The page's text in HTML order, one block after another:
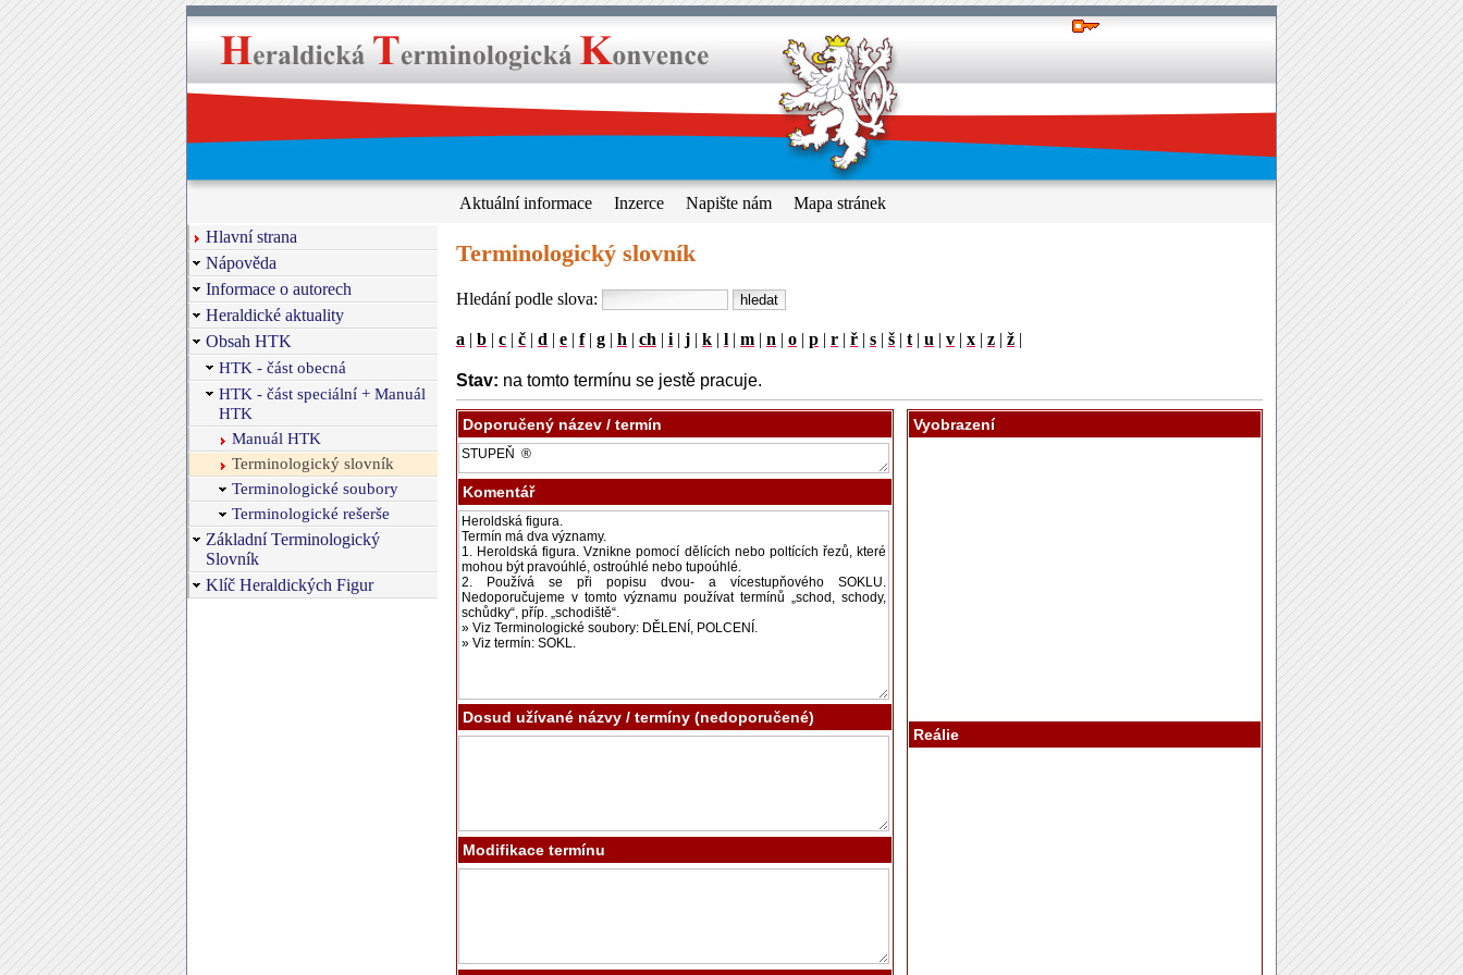
Aktuální informace Inzerce Napište nám
Mapa stránek
Hlavní strana
Nápověda
Informace o autorech
Heraldické aktuality
Obsah HTK
HTK - část obecná
HTK - část speciální + Manuál
HTK
Manuál HTK
Terminologický slovník
Terminologické soubory
Terminologické rešerše
Základní Terminologický
Slovník
Klíč Heraldických Figur
Terminologický slovník
Hledání podle slova:
a | b | c | č | d | e | f| g | h | ch | i | j | k | l | m | n | o | p | r | ř | s | š | t | u | v | x | z | ž |
Stav: na tomto termínu se jestě pracuje.
Doporučený název / termín
Komentář
Dosud užívané názvy / termíny (nedoporučené)
Modifikace termínu
Vyobrazení
Reálie